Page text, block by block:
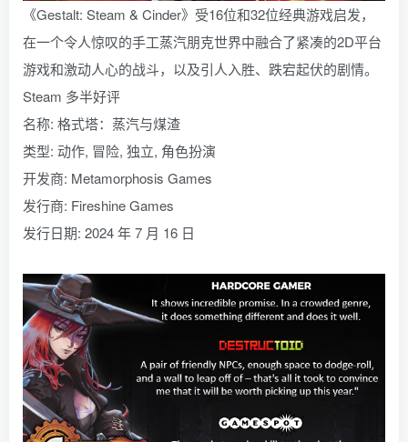
《Gestalt: Steam & Cinder》受16位和32位经典游戏启发，
在一个令人惊叹的手工蒸汽朋克世界中融合了紧凑的2D平台
游戏和激动人心的战斗，以及引人入胜、跌宕起伏的剧情。
Steam 多半好评
名称: 格式塔：蒸汽与煤渣
类型: 动作, 冒险, 独立, 角色扮演
开发商: Metamorphosis Games
发行商: Fireshine Games
发行日期: 2024 年 7 月 16 日